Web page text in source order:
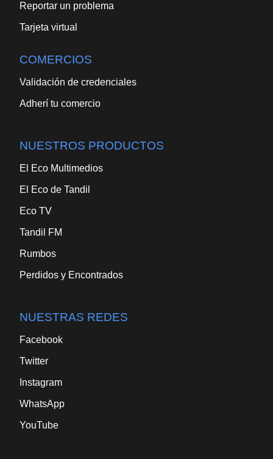
Reportar un problema
Tarjeta virtual
COMERCIOS
Validación de credenciales
Adherí tu comercio
NUESTROS PRODUCTOS
El Eco Multimedios
El Eco de Tandil
Eco TV
Tandil FM
Rumbos
Perdidos y Encontrados
NUESTRAS REDES
Facebook
Twitter
Instagram
WhatsApp
YouTube